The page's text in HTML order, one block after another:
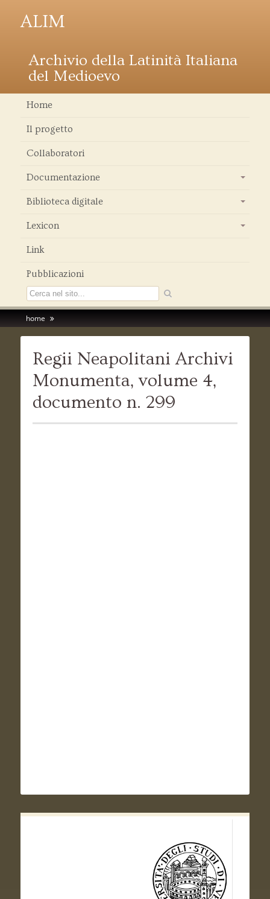
ALIM
Archivio della Latinità Italiana
del Medioevo
Home
Il progetto
Collaboratori
Documentazione
Biblioteca digitale
Lexicon
Link
Pubblicazioni
home
Regii Neapolitani Archivi
Monumenta, volume 4,
documento n. 299